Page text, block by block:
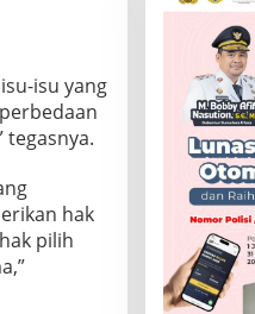
isu yang
tegasnya.
hak
pilih